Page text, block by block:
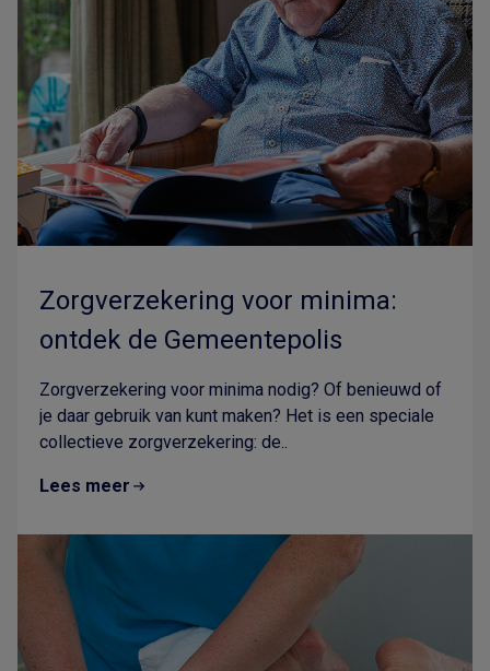
Zorgverzekering voor minima:
ontdek de Gemeentepolis
Zorgverzekering voor minima nodig? Of benieuwd of
je daar gebruik van kunt maken? Het is een speciale
collectieve zorgverzekering: de..
Lees meer